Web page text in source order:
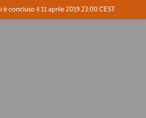
Dove
è concluso il 11 aprile 2019 23:00 CEST